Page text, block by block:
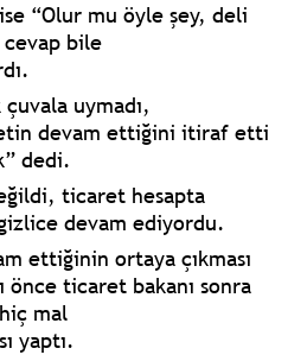
“Olur mu öyle şey, deli
cevap bile
çuvala uymadı,
devam ettiğini itiraf etti
dedi.
ticaret hesapta
devam ediyordu.
ettiğinin ortaya çıkması
önce ticaret bakanı sonra
mal
yaptı.